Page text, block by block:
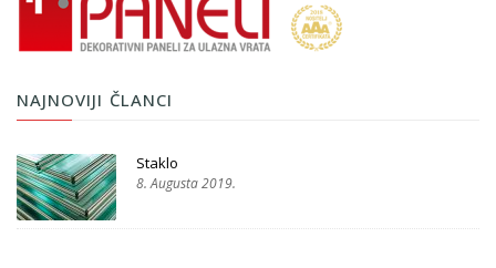
NAJNOVIJI ČLANCI
Staklo
8. Augusta 2019.